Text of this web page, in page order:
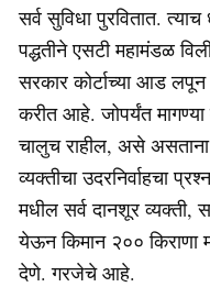
सर्व सुविधा पुरवितात. त्याच
पद्धतीने एसटी महामंडळ
सरकार कोर्टाच्या आड
करीत आहे. जोपर्यंत
चालुच राहील, असे असताना
व्यक्तीचा उदरनिर्वाहचा
मधील सर्व दानशूर व्यक्ती,
येऊन किमान २०० किराणा
देणे. गरजेचे आहे.